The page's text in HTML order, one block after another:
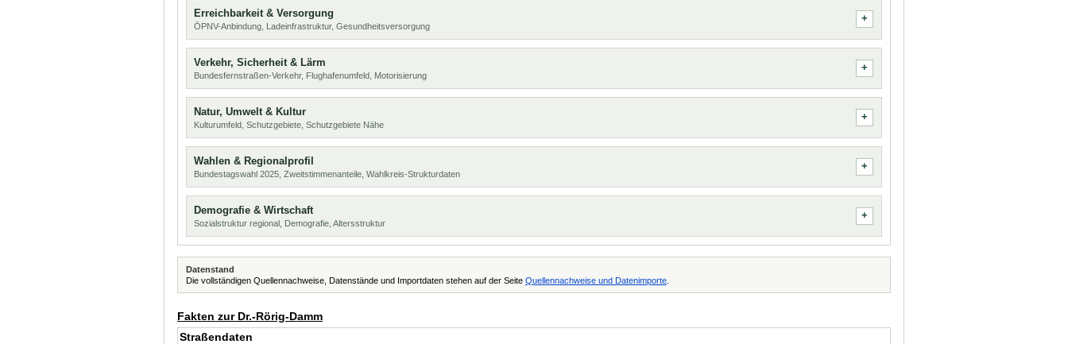
Erreichbarkeit & Versorgung
ÖPNV-Anbindung, Ladeinfrastruktur, Gesundheitsversorgung
Verkehr, Sicherheit & Lärm
Bundesfernstraßen-Verkehr, Flughafenumfeld, Motorisierung
Natur, Umwelt & Kultur
Kulturumfeld, Schutzgebiete, Schutzgebiete Nähe
Wahlen & Regionalprofil
Bundestagswahl 2025, Zweitstimmenanteile, Wahlkreis-Strukturdaten
Demografie & Wirtschaft
Sozialstruktur regional, Demografie, Altersstruktur
Datenstand
Die vollständigen Quellennachweise, Datenstände und Importdaten stehen auf der Seite Quellennachweise und Datenimporte
Fakten zur Dr.-Rörig-Damm
Straßendaten